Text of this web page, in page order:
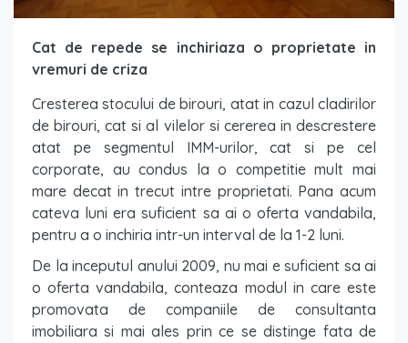
Cat de repede se inchiriaza o proprietate in
vremuri de criza
Cresterea stocului de birouri, atat in cazul cladirilor
de birouri, cat si al vilelor si cererea in descrestere
atat pe segmentul IMM-urilor, cat si pe cel
corporate, au condus la o competitie mult mai
mare decat in trecut intre proprietati. Pana acum
cateva luni era suficient sa ai o oferta vandabila,
pentru a o inchiria intr-un interval de la 1-2 luni.
De la inceputul anului 2009, nu mai e suficient sa ai
o oferta vandabila, conteaza modul in care este
promovata de companiile de consultanta
imobiliara si mai ales prin ce se distinge fata de